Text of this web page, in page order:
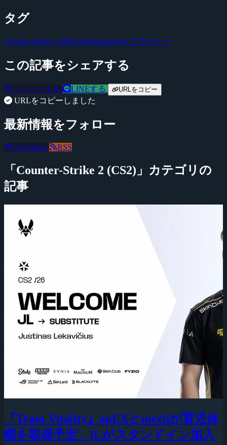
タグ
Counter-Strike 2 MOUZ(mousesports) アカデミー
この記事をシェアする
ツイートする LINEする URLをコピー
URLをコピーしました
最新情報をフォロー
@negitaku RSS
「Counter-Strike 2 (CS2)」カテゴリの
記事
『Team Vitality』apEXとmeziiが育児休
暇を取得予定、jLがスタンドイン加入